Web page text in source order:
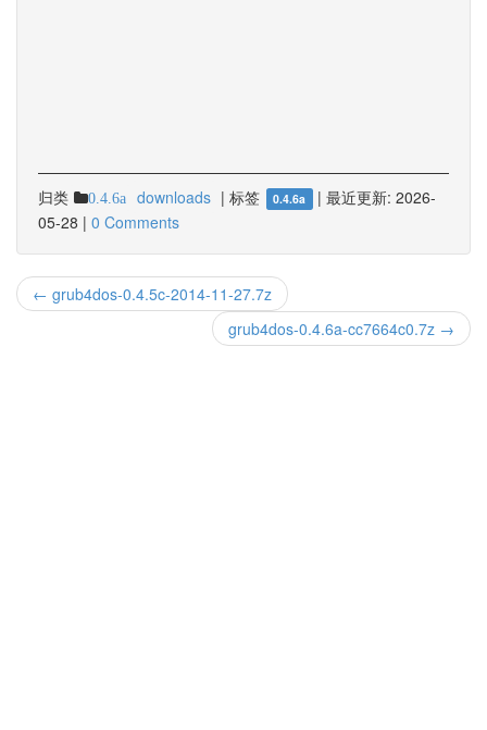
归类 0.4.6a downloads | 标签 0.4.6a | 最近更新: 2026-
05-28 | 0 Comments
← grub4dos-0.4.5c-2014-11-27.7z
grub4dos-0.4.6a-cc7664c0.7z →